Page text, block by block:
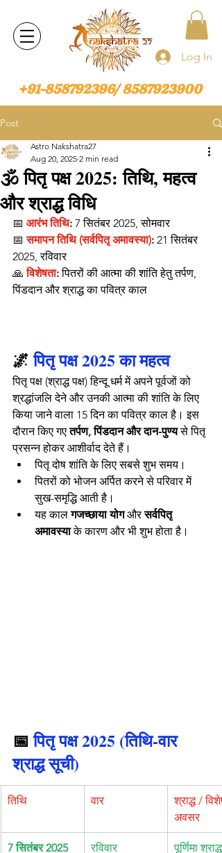
Log In
+91-858792396/8587923900
Post
🕉️ पितृ पक्ष 2025: तिथि, महत्व
और श्राद्ध विधि
Astro Nakshatra27
Aug 20, 2025 2 min read
📅 आरंभ तिथि: 7 सितंबर 2025, सोमवार
📅 समापन तिथि (सर्वपितृ अमावस्या): 21 सितंबर
2025, रविवार
🙏 विशेषता: पितरों की आत्मा की शांति हेतु तर्पण,
पिंडदान और श्राद्ध का पवित्र काल
🌌 पितृ पक्ष 2025 का महत्व
पितृ पक्ष (श्राद्ध पक्ष) हिन्दू धर्म में अपने पूर्वजों को
श्रद्धांजलि देने और उनकी आत्मा की शांति के लिए
किया जाने वाला 15 दिन का पवित्र काल है। इस
दौरान किए गए तर्पण, पिंडदान और दान-पुण्य से पितृ
प्रसन्न होकर आशीर्वाद देते हैं।
पितृ दोष शांति के लिए सबसे शुभ समय।
पितरों को भोजन अर्पित करने से परिवार में
सुख-समृद्धि आती है।
यह काल गजच्छाया योग और सर्वपितृ
अमावस्या के कारण और भी शुभ होता है।
📅 पितृ पक्ष 2025 (तिथि-वार
श्राद्ध सूची)
तिथि वार
श्राद्ध / विशेष
अवसर
7 सितंबर 2025 रविवार पूर्णिमा श्राद्ध